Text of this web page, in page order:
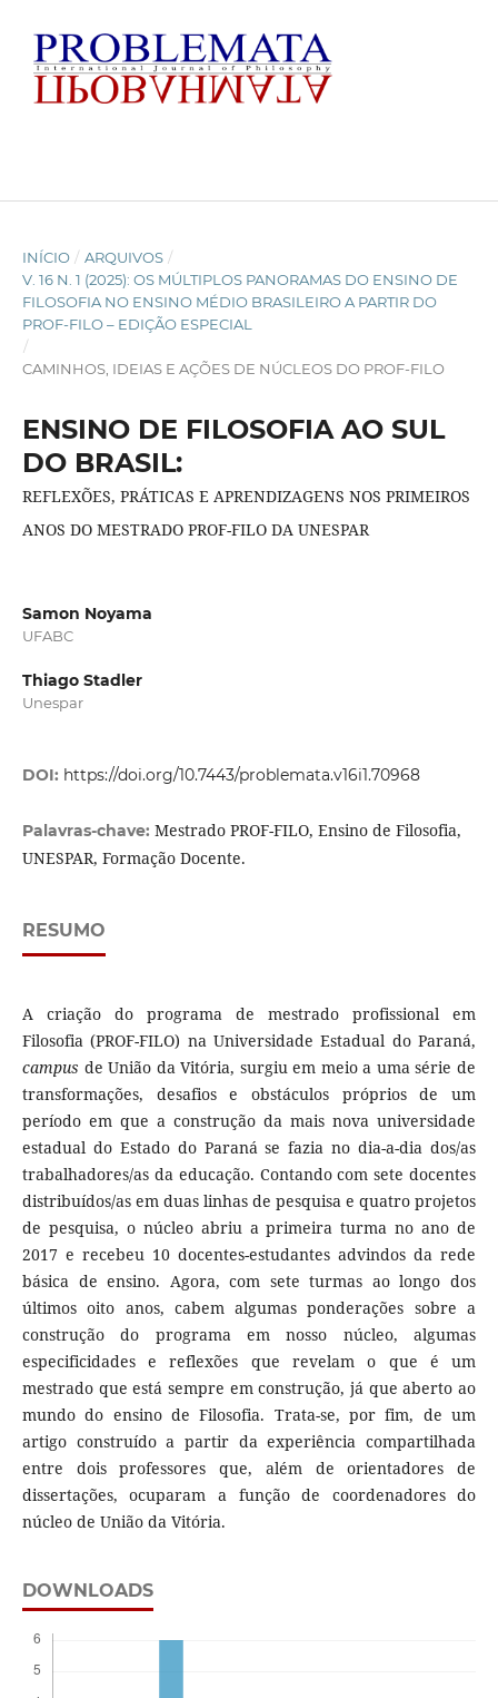
INÍCIO / ARQUIVOS /
V. 16 N. 1 (2025): OS MÚLTIPLOS PANORAMAS DO ENSINO DE
FILOSOFIA NO ENSINO MÉDIO BRASILEIRO A PARTIR DO
PROF-FILO – EDIÇÃO ESPECIAL
/
CAMINHOS, IDEIAS E AÇÕES DE NÚCLEOS DO PROF-FILO
ENSINO DE FILOSOFIA AO SUL
DO BRASIL:
REFLEXÕES, PRÁTICAS E APRENDIZAGENS NOS PRIMEIROS
ANOS DO MESTRADO PROF-FILO DA UNESPAR
Samon Noyama
UFABC
Thiago Stadler
Unespar
DOI: https://doi.org/10.7443/problemata.v16i1.70968
Palavras-chave: Mestrado PROF-FILO, Ensino de Filosofia,
UNESPAR, Formação Docente.
RESUMO
A criação do programa de mestrado profissional em
Filosofia (PROF-FILO) na Universidade Estadual do Paraná,
campus de União da Vitória, surgiu em meio a uma série de
transformações, desafios e obstáculos próprios de um
período em que a construção da mais nova universidade
estadual do Estado do Paraná se fazia no dia-a-dia dos/as
trabalhadores/as da educação. Contando com sete docentes
distribuídos/as em duas linhas de pesquisa e quatro projetos
de pesquisa, o núcleo abriu a primeira turma no ano de
2017 e recebeu 10 docentes-estudantes advindos da rede
básica de ensino. Agora, com sete turmas ao longo dos
últimos oito anos, cabem algumas ponderações sobre a
construção do programa em nosso núcleo, algumas
especificidades e reflexões que revelam o que é um
mestrado que está sempre em construção, já que aberto ao
mundo do ensino de Filosofia. Trata-se, por fim, de um
artigo construído a partir da experiência compartilhada
entre dois professores que, além de orientadores de
dissertações, ocuparam a função de coordenadores do
núcleo de União da Vitória.
DOWNLOADS